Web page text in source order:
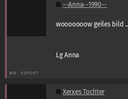
--Anna--1990--
wooooooow geiles bild
Lg Anna
#19 REPORT
Xerxes Tochter